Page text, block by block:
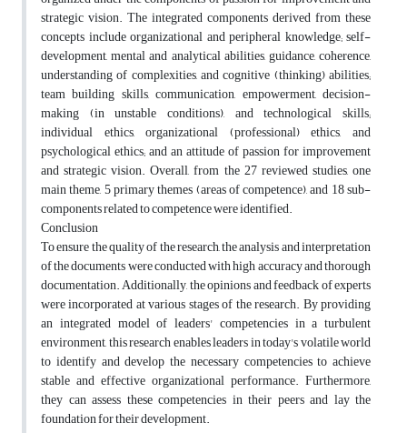
strategic vision. The integrated components derived from these
concepts include organizational and peripheral knowledge; self-
development, mental and analytical abilities, guidance, coherence,
understanding of complexities, and cognitive (thinking) abilities;
team building skills, communication, empowerment, decision-
making (in unstable conditions), and technological skills;
individual ethics, organizational (professional) ethics, and
psychological ethics; and an attitude of passion for improvement
and strategic vision. Overall, from the 27 reviewed studies, one
main theme, 5 primary themes (areas of competence), and 18 sub-
components related to competence were identified.
Conclusion
To ensure the quality of the research, the analysis and interpretation
of the documents were conducted with high accuracy and thorough
documentation. Additionally, the opinions and feedback of experts
were incorporated at various stages of the research. By providing
an integrated model of leaders' competencies in a turbulent
environment, this research enables leaders in today's volatile world
to identify and develop the necessary competencies to achieve
stable and effective organizational performance. Furthermore,
they can assess these competencies in their peers and lay the
foundation for their development.